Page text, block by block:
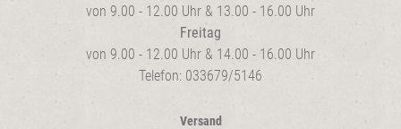
von 9.00 - 12.00 Uhr & 13.00 - 16.00 Uhr
Freitag
von 9.00 - 12.00 Uhr & 14.00 - 16.00 Uhr
Telefon: 033679/5146
Versand